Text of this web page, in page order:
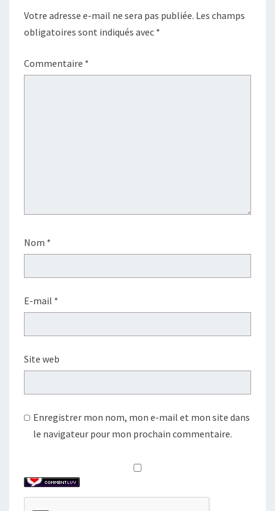
Votre adresse e-mail ne sera pas publiée. Les champs
obligatoires sont indiqués avec *
Commentaire *
Nom *
E-mail *
Site web
Enregistrer mon nom, mon e-mail et mon site dans
le navigateur pour mon prochain commentaire.